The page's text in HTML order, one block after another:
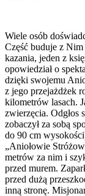
Wiele osób
Część buduje z
kazania, jeden z
opowiedział o
dzięki swojemu
z jego przejażdżek
kilometrów lasach.
zwierzęcia. Odgłos
zobaczył za sobą
do 90 cm
„Aniołowie
metrów za nim i
przed murem.
przed dużą
inną stronę.